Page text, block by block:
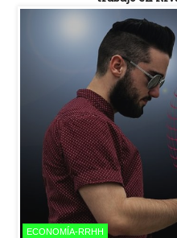
ECONOMÍA-RRHH